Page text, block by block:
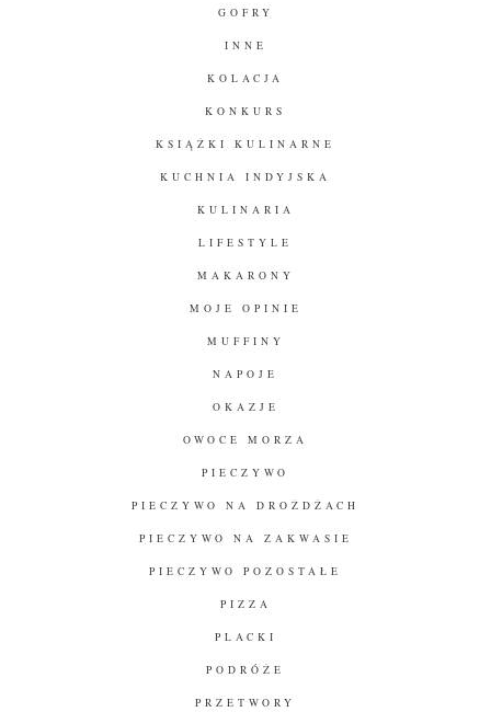
GOFRY
INNE
KOLACJA
KONKURS
KSIĄŻKI KULINARNE
KUCHNIA INDYJSKA
KULINARIA
LIFESTYLE
MAKARONY
MOJE OPINIE
MUFFINY
NAPOJE
OKAZJE
OWOCE MORZA
PIECZYWO
PIECZYWO NA DROŻDŻACH
PIECZYWO NA ZAKWASIE
PIECZYWO POZOSTAŁE
PIZZA
PLACKI
PODRÓŻE
PRZETWORY